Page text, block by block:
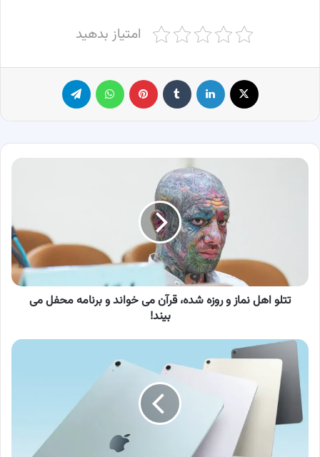
امتیاز بدهید
لینکدین ‫تامبلر پینترست
تتلو
خواند
می
بیند!
تتلو اهل نماز و روزه شده، قرآن می خواند و برنامه محفل می
بیند!
مشخصات
آیپد
2024
(iPad
Air)